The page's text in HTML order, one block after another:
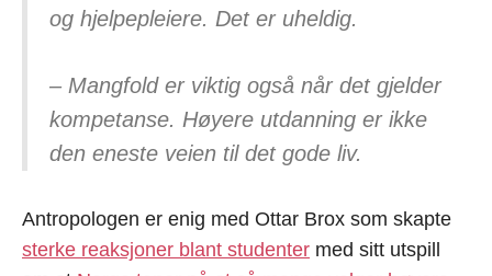
og hjelpepleiere. Det er uheldig.
– Mangfold er viktig også når det gjelder
kompetanse. Høyere utdanning er ikke
den eneste veien til det gode liv.
Antropologen er enig med Ottar Brox som skapte
sterke reaksjoner blant studenter med sitt utspill